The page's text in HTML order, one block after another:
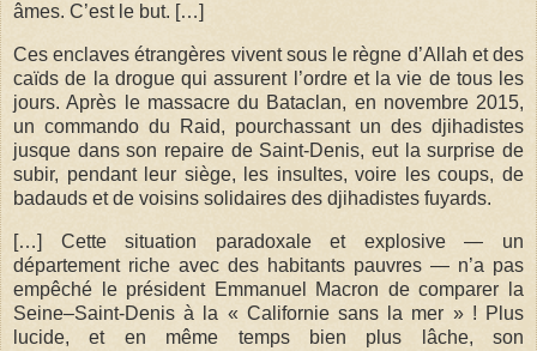
âmes. C’est le but. […]
Ces enclaves étrangères vivent sous le règne d’Allah et des
caïds de la drogue qui assurent l’ordre et la vie de tous les
jours. Après le massacre du Bataclan, en novembre 2015,
un commando du Raid, pourchassant un des djihadistes
jusque dans son repaire de Saint-Denis, eut la surprise de
subir, pendant leur siège, les insultes, voire les coups, de
badauds et de voisins solidaires des djihadistes fuyards.
[…] Cette situation paradoxale et explosive — un
département riche avec des habitants pauvres — n’a pas
empêché le président Emmanuel Macron de comparer la
Seine–Saint-Denis à la « Californie sans la mer » ! Plus
lucide, et en même temps bien plus lâche, son